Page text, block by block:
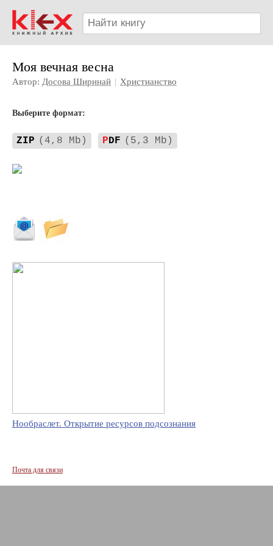
Моя вечная весна
Автор: Досова Ширинай | Христианство
Выберите формат:
ZIP (4,8 Mb) PDF (5,3 Mb)
Нообраслет. Открытие ресурсов подсознания
Почта для связи